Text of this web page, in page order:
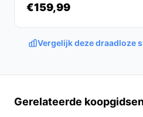
Controleer en reinig het
Plan opladen: met een
uur is het handig om na
accessoires die expliciet
aangegeven in de
€159,99
Vergelijk deze draadloze
Gerelateerde